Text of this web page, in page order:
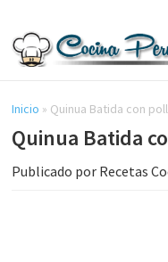
contenido
lateral
principal
Cocina
Peruana,
Recetas
de
Comida
Inicio » Quinua Batida con
Quinua Batida
Publicado por Recetas